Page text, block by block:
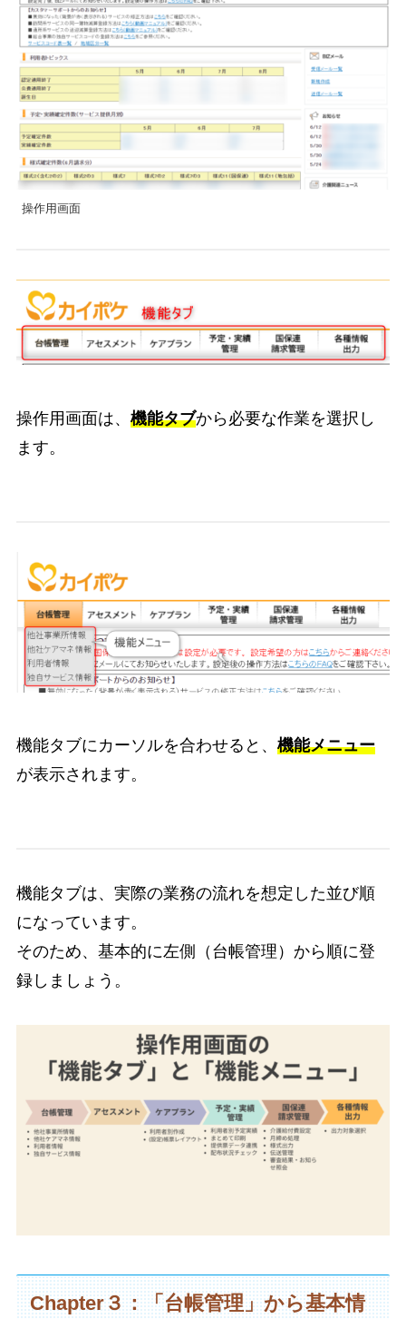
操作用画面
操作用画面は、 機能タブから必要な作業を選択し
ます。
機能タブにカーソルを合わせると、 機能メニュー
が表示されます。
機能タブは、実際の業務の流れを想定した並び順
になっています。
そのため、基本的に左側（台帳管理）から順に登
録しましょう。
Chapter３：「台帳管理」から基本情